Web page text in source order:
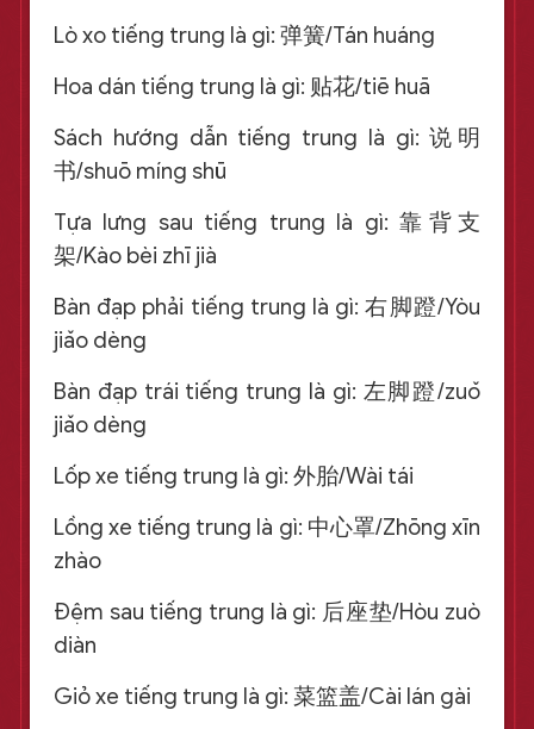
Lò xo tiếng trung là gì: 弹簧/Tán huáng
Hoa dán tiếng trung là gì: 贴花/tiē huā
Sách hướng dẫn tiếng trung là gì: 说明
书/shuō míng shū
Tựa lưng sau tiếng trung là gì: 靠背支
架/Kào bèi zhī jià
Bàn đạp phải tiếng trung là gì: 右脚蹬/Yòu
jiǎo dèng
Bàn đạp trái tiếng trung là gì: 左脚蹬/zuǒ
jiǎo dèng
Lốp xe tiếng trung là gì: 外胎/Wài tái
Lồng xe tiếng trung là gì: 中心罩/Zhōng xīn
zhào
Đệm sau tiếng trung là gì: 后座垫/Hòu zuò
diàn
Giỏ xe tiếng trung là gì: 菜篮盖/Cài lán gài